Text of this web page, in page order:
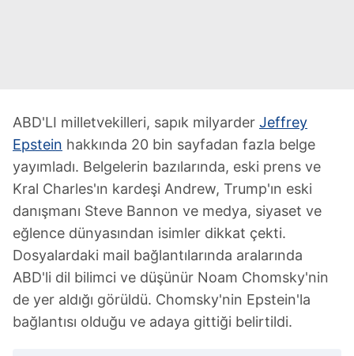
ABD'LI milletvekilleri, sapık milyarder Jeffrey
Epstein hakkında 20 bin sayfadan fazla belge
yayımladı. Belgelerin bazılarında, eski prens ve
Kral Charles'ın kardeşi Andrew, Trump'ın eski
danışmanı Steve Bannon ve medya, siyaset ve
eğlence dünyasından isimler dikkat çekti.
Dosyalardaki mail bağlantılarında aralarında
ABD'li dil bilimci ve düşünür Noam Chomsky'nin
de yer aldığı görüldü. Chomsky'nin Epstein'la
bağlantısı olduğu ve adaya gittiği belirtildi.